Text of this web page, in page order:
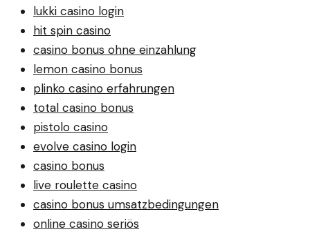
lukki casino login
hit spin casino
casino bonus ohne einzahlung
lemon casino bonus
plinko casino erfahrungen
total casino bonus
pistolo casino
evolve casino login
casino bonus
live roulette casino
casino bonus umsatzbedingungen
online casino seriös